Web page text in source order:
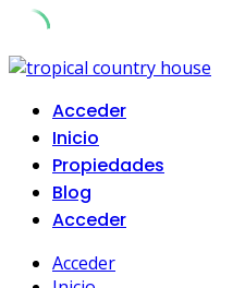
Skip
contentAcceder
Inicio
Propiedades
Blog
Acceder
Acceder